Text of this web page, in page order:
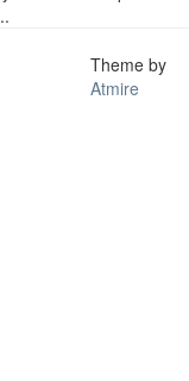
Theme by
Atmire